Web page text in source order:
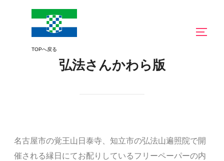
弘法さんかわら版
名古屋市の覚王山日泰寺、知立市の弘法山遍照院で開
催される縁日にてお配りしているフリーペーパーの内